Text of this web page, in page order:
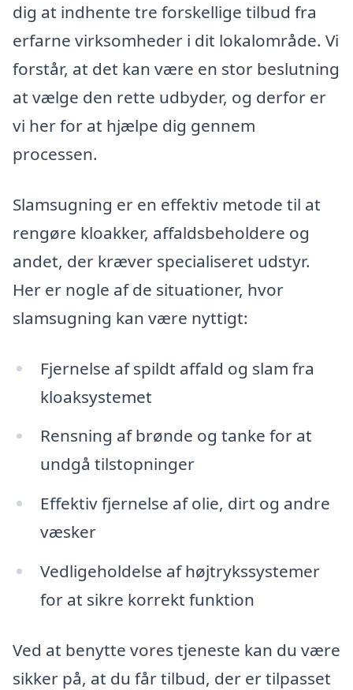
dig at indhente tre forskellige tilbud fra
erfarne virksomheder i dit lokalområde. Vi
forstår, at det kan være en stor beslutning
at vælge den rette udbyder, og derfor er
vi her for at hjælpe dig gennem
processen.
Slamsugning er en effektiv metode til at
rengøre kloakker, affaldsbeholdere og
andet, der kræver specialiseret udstyr.
Her er nogle af de situationer, hvor
slamsugning kan være nyttigt:
Fjernelse af spildt affald og slam fra
kloaksystemet
Rensning af brønde og tanke for at
undgå tilstopninger
Effektiv fjernelse af olie, dirt og andre
væsker
Vedligeholdelse af højtrykssystemer
for at sikre korrekt funktion
Ved at benytte vores tjeneste kan du være
sikker på, at du får tilbud, der er tilpasset